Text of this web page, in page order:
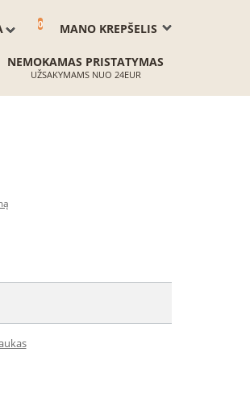
MANO KREPŠELIS
0
NEMOKAMAS PRISTATYMAS
UŽSAKYMAMS NUO 24EUR